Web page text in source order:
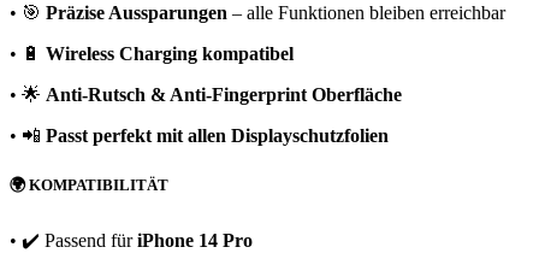
• 🎯 Präzise Aussparungen – alle Funktionen bleiben erreichbar
• 🔋 Wireless Charging kompatibel
• 🌟 Anti-Rutsch & Anti-Fingerprint Oberfläche
• 📲 Passt perfekt mit allen Displayschutzfolien
🌍KOMPATIBILITÄT
• ✔️ Passend füriPhone 14 Pro